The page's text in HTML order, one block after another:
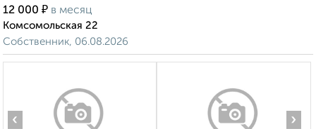
12 000 ₽ в месяц
Комсомольская 22
Собственник, 06.08.2026
‹ ›